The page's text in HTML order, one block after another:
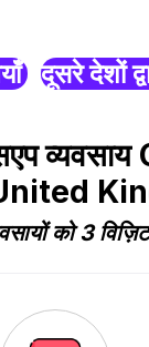
दूसरे देशों
को 3